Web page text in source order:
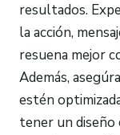
resultados.
la acción,
resuena mejor
Además,
estén
tener un diseño